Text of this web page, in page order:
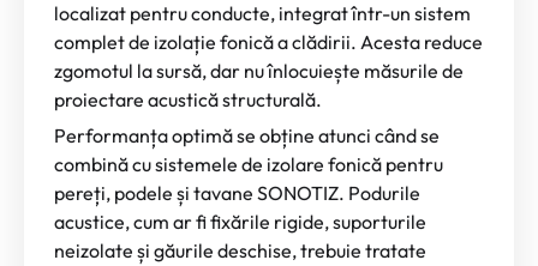
localizat pentru conducte, integrat într-un sistem
complet de izolație fonică a clădirii. Acesta reduce
zgomotul la sursă, dar nu înlocuiește măsurile de
proiectare acustică structurală.
Performanța optimă se obține atunci când se
combină cu sistemele de izolare fonică pentru
pereți, podele și tavane SONOTIZ. Podurile
acustice, cum ar fi fixările rigide, suporturile
neizolate și găurile deschise, trebuie tratate